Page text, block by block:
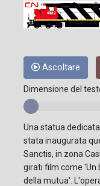
Ascoltare
Dimensione del
Una statua
stata inaugurata
Sanctis, in zona
girati film come 'Un
della mutua'.